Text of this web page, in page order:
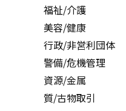
福祉/介護
美容/健康
行政/非営利団体
警備/危機管理
資源/金属
質/古物取引